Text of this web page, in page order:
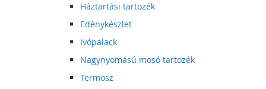
Háztartási tartozék
Edénykészlet
Ivópalack
Nagynyomású mosó tartozék
Termosz